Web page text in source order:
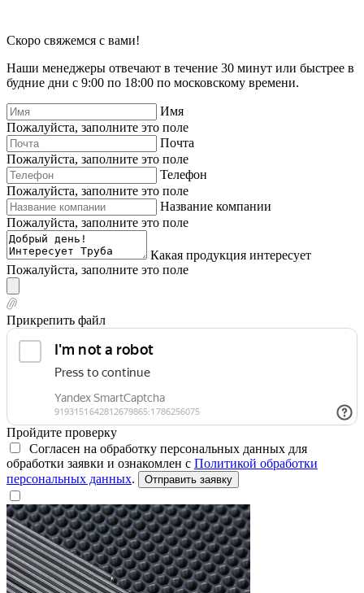
Скоро свяжемся с вами!
Наши менеджеры отвечают в течение 30 минут или быстрее в
будние дни с 9:00 по 18:00 по московскому времени.
Имя
Пожалуйста, заполните это поле
Почта
Пожалуйста, заполните это поле
Телефон
Пожалуйста, заполните это поле
Название компании
Пожалуйста, заполните это поле
Какая продукция интересует
Пожалуйста, заполните это поле
Прикрепить файл
Пройдите проверку
Согласен на обработку персональных данных для
обработки заявки и ознакомлен с Политикой обработки
персональных данных. Отправить заявку